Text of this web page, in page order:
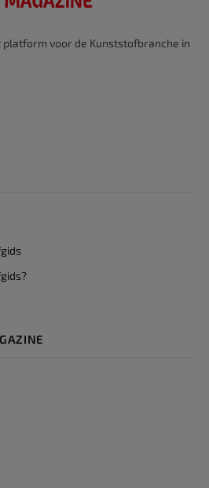
platform voor de Kunststofbranche in